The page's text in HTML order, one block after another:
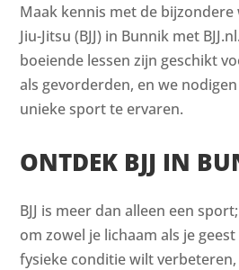
Maak kennis met de bijzondere
Jiu-Jitsu (BJJ) in Bunnik met
boeiende lessen zijn geschikt
als gevorderden, en we
unieke sport te ervaren.
ONTDEK BJJ IN
BJJ is meer dan alleen een
om zowel je lichaam als je
fysieke conditie wilt